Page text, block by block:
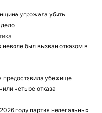
угрожала убить
неволе был вызван отказом в
предоставила убежище
четыре отказа
году партия нелегальных